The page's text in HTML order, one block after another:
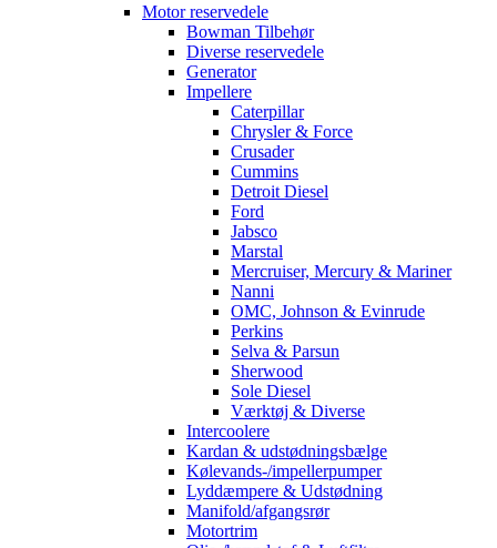
Motor reservedele
Bowman Tilbehør
Diverse reservedele
Generator
Impellere
Caterpillar
Chrysler & Force
Crusader
Cummins
Detroit Diesel
Ford
Jabsco
Marstal
Mercruiser, Mercury & Mariner
Nanni
OMC, Johnson & Evinrude
Perkins
Selva & Parsun
Sherwood
Sole Diesel
Værktøj & Diverse
Intercoolere
Kardan & udstødningsbælge
Kølevands-/impellerpumper
Lyddæmpere & Udstødning
Manifold/afgangsrør
Motortrim